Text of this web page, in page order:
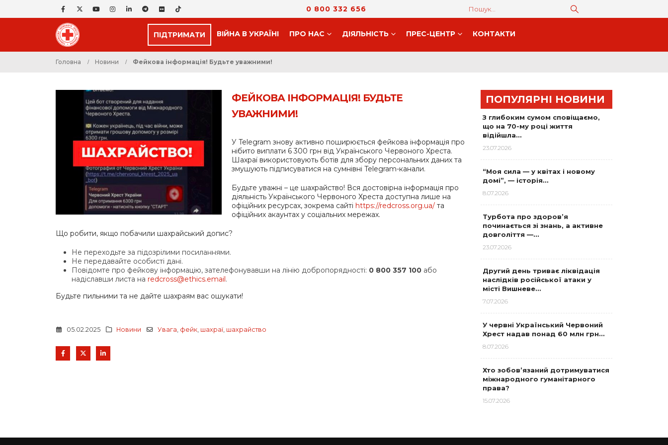
0 800 332 656
ПІДТРИМАТИ ВІЙНА В УКРАЇНІ ПРО НАС ДIЯЛЬНIСТЬ ПРЕС-ЦЕНТР КОНТАКТИ
Головна Новини Фейкова інформація! Будьте уважними!
ФЕЙКОВА ІНФОРМАЦІЯ! БУДЬТЕ
УВАЖНИМИ!
У Telegram знову активно поширюється фейкова інформація про
нібито виплати 6 300 грн від Українського Червоного Хреста.
Шахраї використовують ботів для збору персональних даних та
змушують підписуватися на сумнівні Telegram-канали.
Будьте уважні – це шахрайство! Вся достовірна інформація про
діяльність Українського Червоного Хреста доступна лише на
офіційних ресурсах, зокрема сайті https://redcross.org.ua/ та
офіційних акаунтах у соціальних мережах.
Що робити, якщо побачили шахрайський допис?
Не переходьте за підозрілими посиланнями.
Не передавайте особисті дані.
Повідомте про фейкову інформацію, зателефонувавши на лінію добропорядності: 0 800 357 100 або
надіславши листа на redcross@ethics.email.
Будьте пильними та не дайте шахраям вас ошукати!
05.02.2025 Новини Увага, фейк, шахраї, шахрайство
ПОПУЛЯРНІ НОВИНИ
З глибоким сумом сповіщаємо,
що на 70-му році життя
відійшла…
23.07.2026
“Моя сила — у квітах і новому
домі”, — історія…
8.07.2026
Турбота про здоров’я
починається зі знань, а активне
довголіття —…
23.07.2026
Другий день триває ліквідація
наслідків російської атаки у
місті Вишневе…
7.07.2026
У червні Український Червоний
Хрест надав понад 60 млн грн…
8.07.2026
Хто зобов’язаний дотримуватися
міжнародного гуманітарного
права?
15.07.2026